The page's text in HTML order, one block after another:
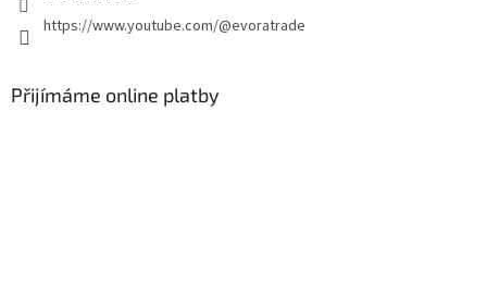
https://www.youtube.com/@evoratrade
Přijímáme online platby